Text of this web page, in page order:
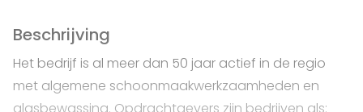
Beschrijving
Het bedrijf is al meer dan 50 jaar actief in de regio
met algemene schoonmaakwerkzaamheden en